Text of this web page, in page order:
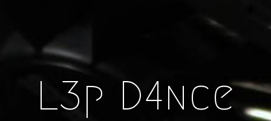
L3p D4nce